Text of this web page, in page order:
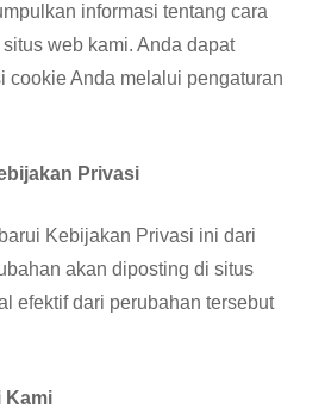
informasi tentang cara
web kami. Anda dapat
cookie Anda melalui pengaturan
Privasi
Kebijakan Privasi ini dari
akan diposting di situs
efektif dari perubahan tersebut
Kami